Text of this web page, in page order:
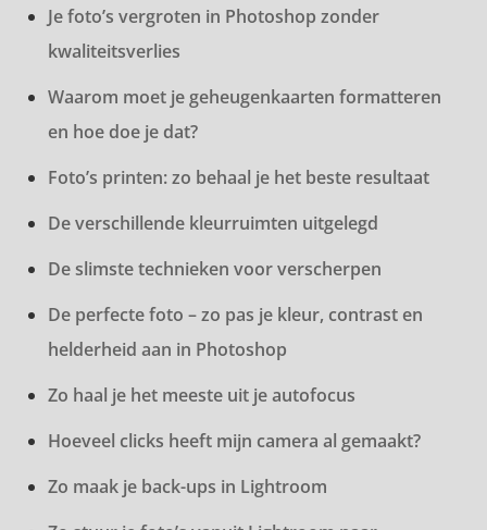
Je foto’s vergroten in Photoshop zonder
kwaliteitsverlies
Waarom moet je geheugenkaarten formatteren
en hoe doe je dat?
Foto’s printen: zo behaal je het beste resultaat
De verschillende kleurruimten uitgelegd
De slimste technieken voor verscherpen
De perfecte foto – zo pas je kleur, contrast en
helderheid aan in Photoshop
Zo haal je het meeste uit je autofocus
Hoeveel clicks heeft mijn camera al gemaakt?
Zo maak je back-ups in Lightroom